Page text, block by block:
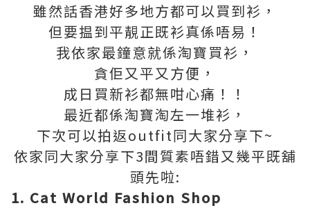
雖然話香港好多地方都可以買到衫，
但要揾到平靚正既衫真係唔易！
我依家最鐘意就係淘寶買衫，
貪佢又平又方便，
成日買新衫都無咁心痛！！
最近都係淘寶淘左一堆衫，
下次可以拍返outfit同大家分享下~
依家同大家分享下3間質素唔錯又幾平既舖
頭先啦:
1. Cat World Fashion Shop